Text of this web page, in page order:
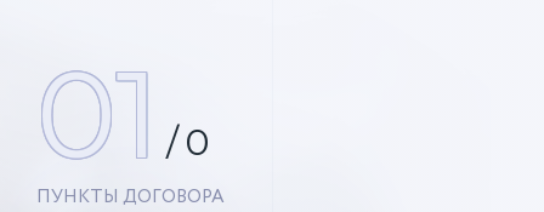
01 /0
ПУНКТЫ ДОГОВОРА